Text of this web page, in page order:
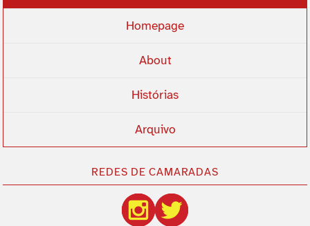
Homepage
About
Histórias
Arquivo
REDES DE CAMARADAS